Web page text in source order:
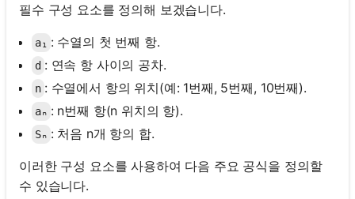
필수 구성 요소를 정의해 보겠습니다.
a₁ : 수열의 첫 번째 항.
d : 연속 항 사이의 공차.
n : 수열에서 항의 위치(예: 1번째, 5번째, 10번째).
aₙ : n번째 항(n 위치의 항).
Sₙ : 처음 n개 항의 합.
이러한 구성 요소를 사용하여 다음 주요 공식을 정의할
수 있습니다.